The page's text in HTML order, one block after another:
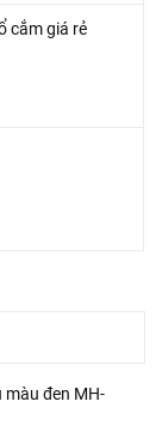
cắm giá rẻ
màu đen MH-